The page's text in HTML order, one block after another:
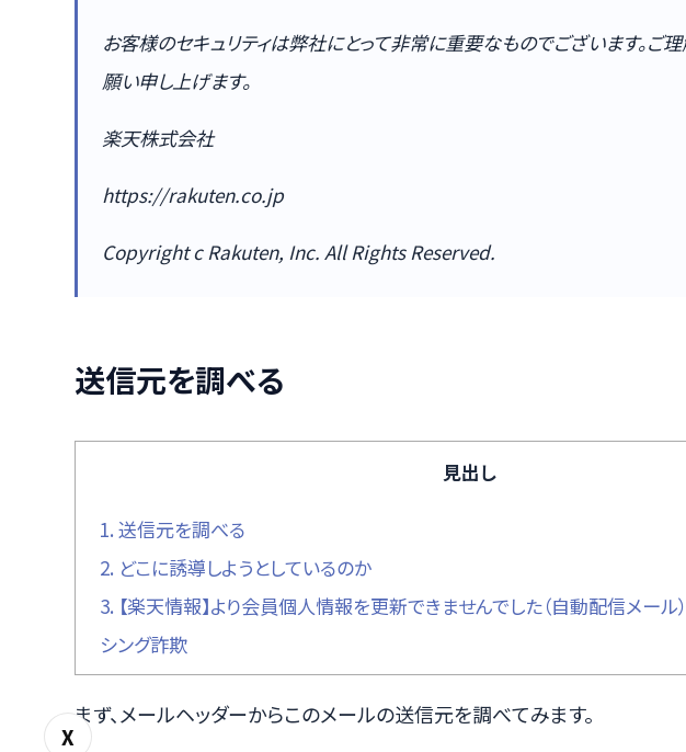
X
お客様のセキュリティは弊社にとって非常に重要なものでございます。ご理
願い申し上げます。
楽天株式会社
https://rakuten.co.jp
Copyright c Rakuten, Inc. All Rights Reserved.
送信元を調べる
見出し
1. 送信元を調べる
2. どこに誘導しようとしているのか
3. 【楽天情報】より会員個人情報を更新できませんでした（自動配信メール
シング詐欺
まず、メールヘッダーからこのメールの送信元を調べてみます。